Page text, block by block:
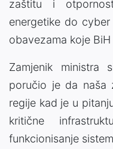
zaštitu i
energetike do
obavezama koje
Zamjenik ministra
poručio je da naša
regije kad je u
kritične
funkcionisanje